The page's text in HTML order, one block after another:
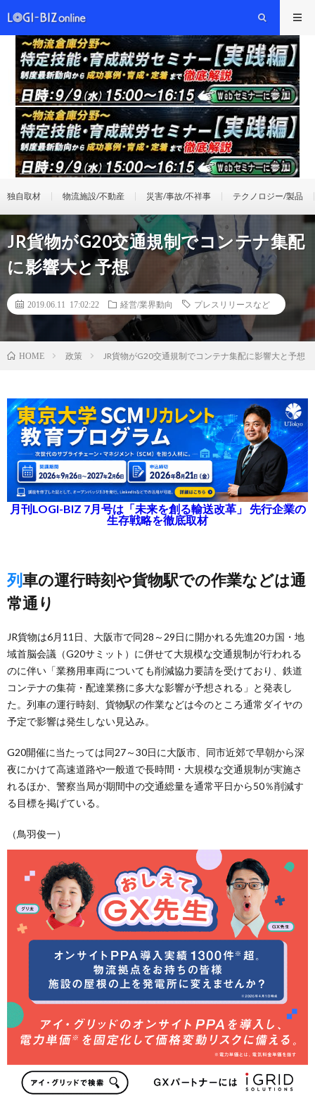
独自取材 物流施設/不動産 災害/事故/不祥事 テクノロジー/製品
JR貨物がG20交通規制でコンテナ集配
に影響大と予想
2019.06.11 17:02:22 経営/業界動向 プレスリリースなど
HOME 政策 JR貨物がG20交通規制でコンテナ集配に影響大と予想
月刊LOGI-BIZ 7月号は「未来を創る輸送改革」 先行企業の
生存戦略を徹底取材
列車の運行時刻や貨物駅での作業などは通
常通り
JR貨物は6月11日、大阪市で同28～29日に開かれる先進20カ国・地
域首脳会議（G20サミット）に併せて大規模な交通規制が行われる
のに伴い「業務用車両についても削減協力要請を受けており、鉄道
コンテナの集荷・配達業務に多大な影響が予想される」と発表し
た。列車の運行時刻、貨物駅の作業などは今のところ通常ダイヤの
予定で影響は発生しない見込み。
G20開催に当たっては同27～30日に大阪市、同市近郊で早朝から深
夜にかけて高速道路や一般道で長時間・大規模な交通規制が実施さ
れるほか、警察当局が期間中の交通総量を通常平日から50％削減す
る目標を掲げている。
（鳥羽俊一）